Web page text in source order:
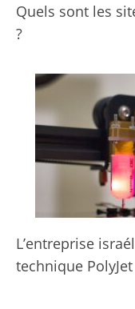
Quels sont les
?
L’entreprise
technique PolyJet